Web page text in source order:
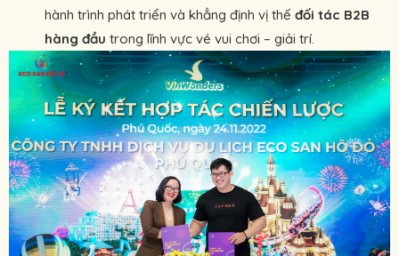
hành trình phát triển và khẳng định vị thế đối tác B2B
hàng đầu trong lĩnh vực vé vui chơi – giải trí.